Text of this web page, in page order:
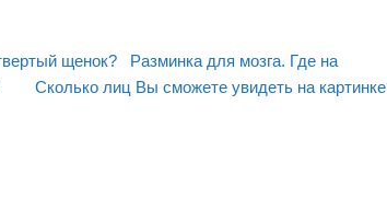
Разминка для мозга. Где на
Сколько лиц Вы сможете увидеть на